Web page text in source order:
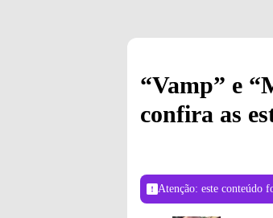
“Vamp” e
confira as
Atenção: este conteúdo